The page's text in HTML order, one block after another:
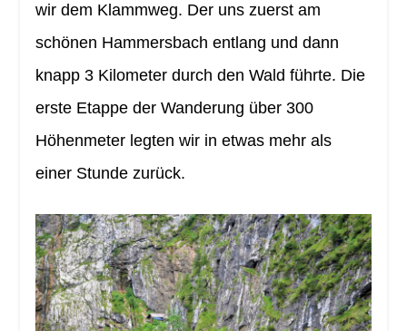
wir dem Klammweg. Der uns zuerst am
schönen Hammersbach entlang und dann
knapp 3 Kilometer durch den Wald führte. Die
erste Etappe der Wanderung über 300
Höhenmeter legten wir in etwas mehr als
einer Stunde zurück.